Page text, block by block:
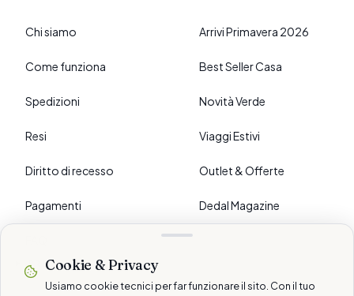
Chi siamo
Come funziona
Spedizioni
Resi
Diritto di recesso
Pagamenti
Arrivi Primavera 2026
Best Seller Casa
Novità Verde
Viaggi Estivi
Outlet & Offerte
Dedal Magazine
›PREFERENZE
Cookie & Privacy
Usiamo cookie tecnici per far funzionare il sito. Con il tuo